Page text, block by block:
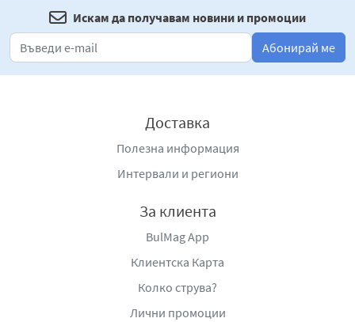
Искам да получавам новини и промоции
Абонирай ме
Доставка
Полезна информация
Интервали и региони
За клиента
BulMag App
Клиентска Карта
Колко струва?
Лични промоции